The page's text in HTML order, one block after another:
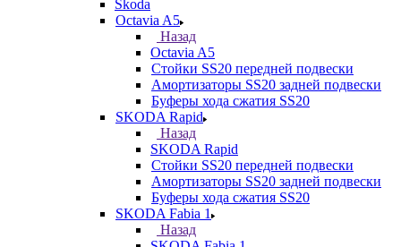
Skoda
Octavia A5
Назад
Octavia A5
Стойки SS20 передней подвески
Амортизаторы SS20 задней подвески
Буферы хода сжатия SS20
SKODA Rapid
Назад
SKODA Rapid
Стойки SS20 передней подвески
Амортизаторы SS20 задней подвески
Буферы хода сжатия SS20
SKODA Fabia 1
Назад